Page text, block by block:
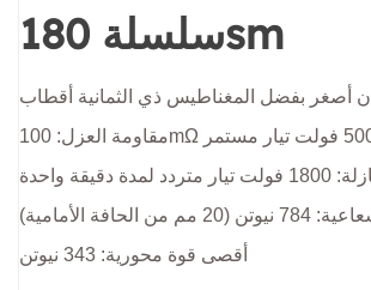
سلسلة 180sm
أصغر بفضل المغناطيس ذي الثمانية أقطاب
لمدة دقيقة واحدة
الحافة الأمامية)
أقصى قوة محورية: 343 نيوتن